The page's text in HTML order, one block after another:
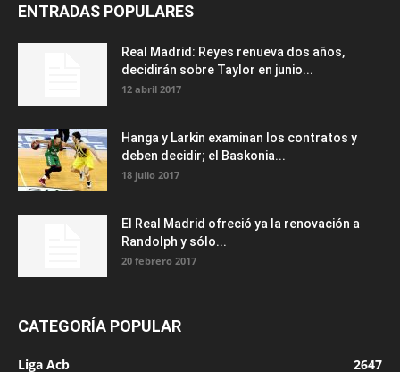
ENTRADAS POPULARES
Real Madrid: Reyes renueva dos años,
decidirán sobre Taylor en junio...
12 abril 2017
Hanga y Larkin examinan los contratos y
deben decidir; el Baskonia...
18 julio 2017
El Real Madrid ofreció ya la renovación a
Randolph y sólo...
20 febrero 2017
CATEGORÍA POPULAR
Liga Acb 2647